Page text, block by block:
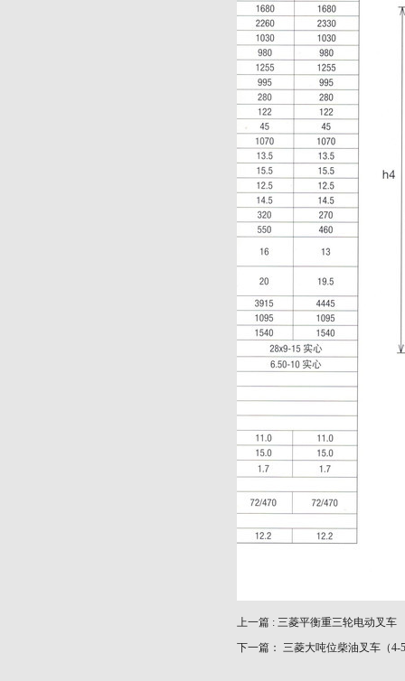
上一篇 : 三菱平衡重三轮电动叉车
下一篇： 三菱大吨位柴油叉车（4-